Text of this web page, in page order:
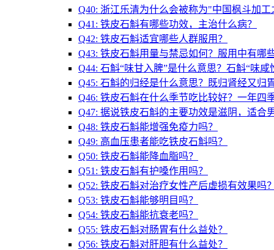
Q40: 浙江乐清为什么会被称为"中国枫斗加
Q41: 铁皮石斛有哪些功效，主治什么病？
Q42: 铁皮石斛适宜哪些人群服用？
Q43: 铁皮石斛用量与禁忌如何？服用中有哪
Q44: 石斛“味甘入脾”是什么意思？石斛“味
Q45: 石斛的归经是什么意思？既归肾经又归
Q46: 铁皮石斛在什么季节吃比较好？一年四
Q47: 据说铁皮石斛的主要功效是滋阴，适合
Q48: 铁皮石斛能增强免疫力吗？
Q49: 高血压患者能吃铁皮石斛吗？
Q50: 铁皮石斛能降血脂吗？
Q51: 铁皮石斛有护嗓作用吗？
Q52: 铁皮石斛对治疗女性产后虚损有效果吗
Q53: 铁皮石斛能够明目吗？
Q54: 铁皮石斛能抗衰老吗？
Q55: 铁皮石斛对肠胃有什么益处？
Q56: 铁皮石斛对肝胆有什么益处？